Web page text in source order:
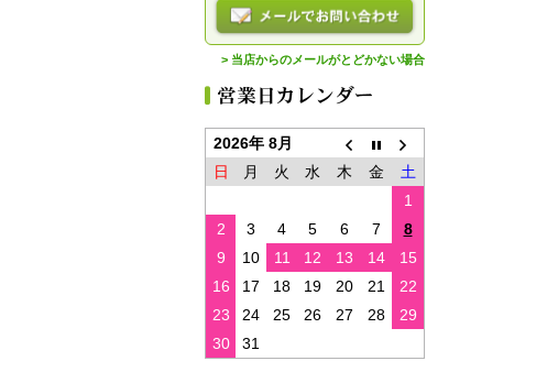
> 当店からのメールがとどかない場合
2026年 8月
日
月 火 水 木 金
土
1
2
3 4 5 6 7
8
9
10 11 12 13 14
15
16
17 18 19 20 21
22
23
24 25 26 27 28
29
30
31